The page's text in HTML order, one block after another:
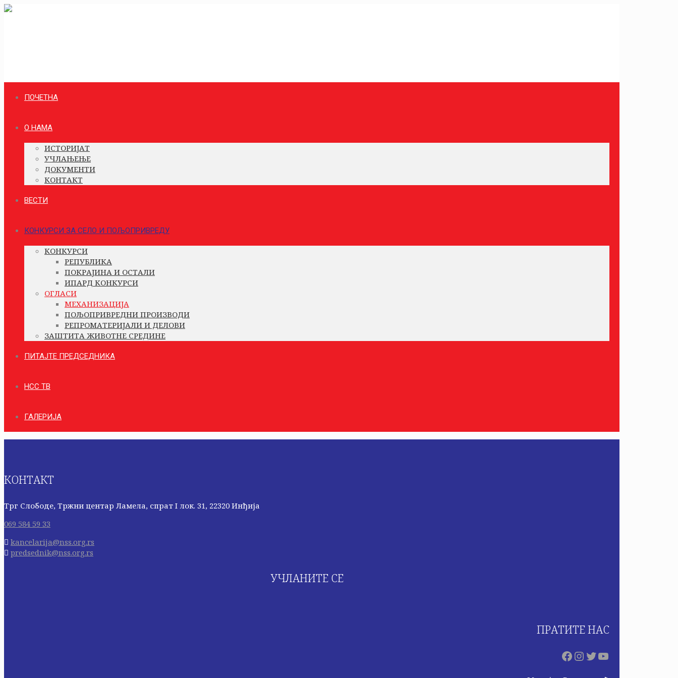
ПОЧЕТНА
О НАМА
ИСТОРИЈАТ
УЧЛАЊЕЊЕ
ДОКУМЕНТИ
КОНТАКТ
ВЕСТИ
КОНКУРСИ ЗА СЕЛО И ПОЉОПРИВРЕДУ
КОНКУРСИ
РЕПУБЛИКА
ПОКРАЈИНА И ОСТАЛИ
ИПАРД КОНКУРСИ
ОГЛАСИ
МЕХАНИЗАЦИЈА
ПОЉОПРИВРЕДНИ ПРОИЗВОДИ
РЕПРОМАТЕРИЈАЛИ И ДЕЛОВИ
ЗАШТИТА ЖИВОТНЕ СРЕДИНЕ
ПИТАЈТЕ ПРЕДСЕДНИКА
НСС ТВ
ГАЛЕРИЈА
КОНТАКТ
Трг Слободе, Тржни центар Ламела, спрат I лок. 31, 22320 Инђија
069 584 59 33
kancelarija@nss.org.rs
predsednik@nss.org.rs
УЧЛАНИТЕ СЕ
ПРАТИТЕ НАС
Facebook
Instagram
Twitter
YouTube